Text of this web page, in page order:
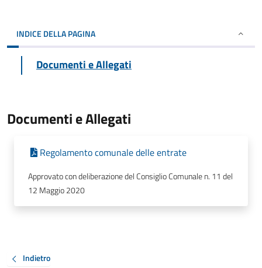
INDICE DELLA PAGINA
Documenti e Allegati
Documenti e Allegati
Regolamento comunale delle entrate
Approvato con deliberazione del Consiglio Comunale n. 11 del
12 Maggio 2020
Indietro